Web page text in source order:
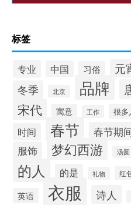
标签
专业 中国 习俗 元
冬季 北京 品牌
宋代 寓意 工作 很多
时间 春节 春节期
服饰 梦幻西游 汤圆
的人 的是 礼物 红
英语 衣服 诗人